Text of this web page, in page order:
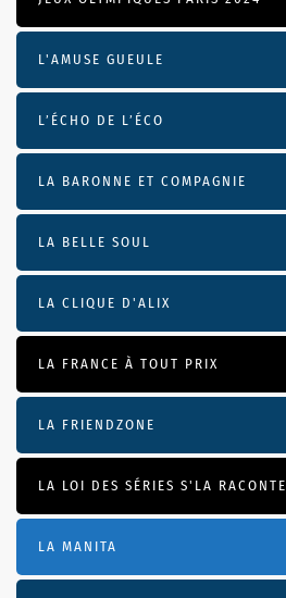
L'AMUSE GUEULE
L’ÉCHO DE L’ÉCO
LA BARONNE ET COMPAGNIE
LA BELLE SOUL
LA CLIQUE D'ALIX
LA FRANCE À TOUT PRIX
LA FRIENDZONE
LA LOI DES SÉRIES S'LA RACONTE
LA MANITA